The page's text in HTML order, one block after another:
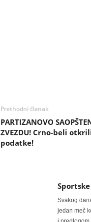
Prethodni članak
PARTIZANOVO
ZVEZDU! Crno-beli
podatke!
Svakog
jedan meč